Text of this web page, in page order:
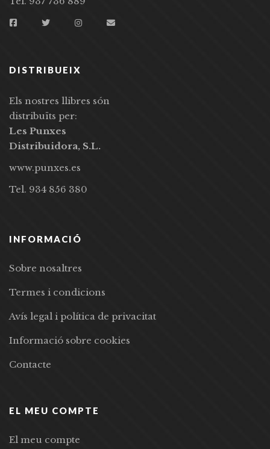
DISTRIBUEIX
Els nostres llibres són
distribuïts per:
Les Punxes
Distribuidora, S.L.
www.punxes.es
Tel. 934 856 380
INFORMACIÓ
Sobre nosaltres
Termes i condicions
Avís legal i política de privacitat
Informació sobre cookies
Contacte
EL MEU COMPTE
El meu compte